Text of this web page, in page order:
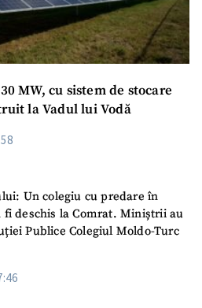
MW, cu sistem de stocare
la Vadul lui Vodă
Un colegiu cu predare în
deschis la Comrat. Miniștrii au
Publice Colegiul Moldo-Turc